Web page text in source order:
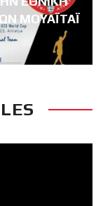
ΜΟΥΑΪΤΑΪ